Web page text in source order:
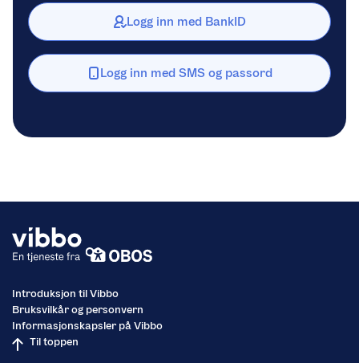
Logg inn med BankID
Logg inn med SMS og passord
Introduksjon til Vibbo
Bruksvilkår og personvern
Informasjonskapsler på Vibbo
Til toppen